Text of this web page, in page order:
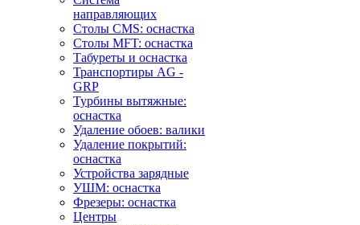
направляющих
Столы CMS: оснастка
Столы MFT: оснастка
Табуреты и оснастка
Транспортиры AG -
GRP
Турбины вытяжные:
оснастка
Удаление обоев: валики
Удаление покрытий:
оснастка
Устройства зарядные
УШМ: оснастка
Фрезеры: оснастка
Центры